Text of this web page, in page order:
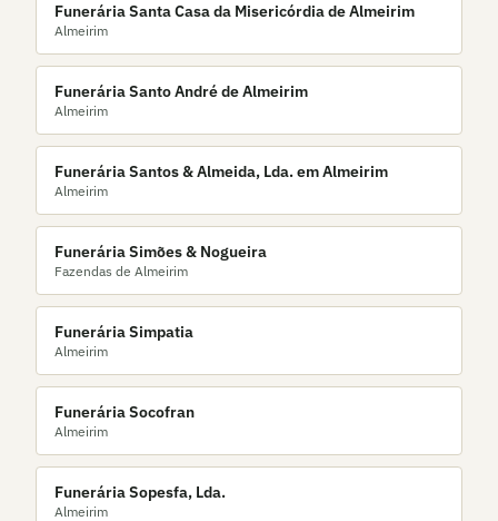
Funerária Santa Casa da Misericórdia de Almeirim
Almeirim
Funerária Santo André de Almeirim
Almeirim
Funerária Santos & Almeida, Lda. em Almeirim
Almeirim
Funerária Simões & Nogueira
Fazendas de Almeirim
Funerária Simpatia
Almeirim
Funerária Socofran
Almeirim
Funerária Sopesfa, Lda.
Almeirim